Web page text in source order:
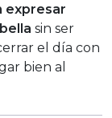
expresar
sin ser
el día con
bien al